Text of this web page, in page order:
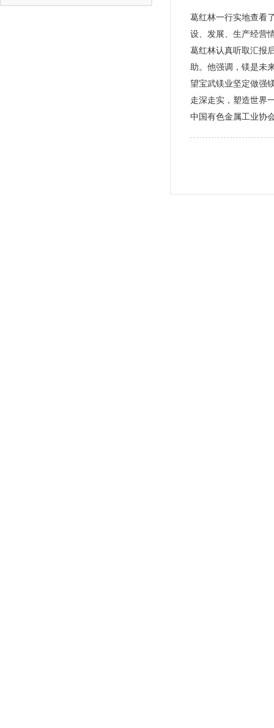
葛红林一行实地查看
设、发展、生产经营
葛红林认真听取汇报
助。他强调，镁是未
望宝武镁业坚定做强
走深走实，塑造世界
中国有色金属工业协